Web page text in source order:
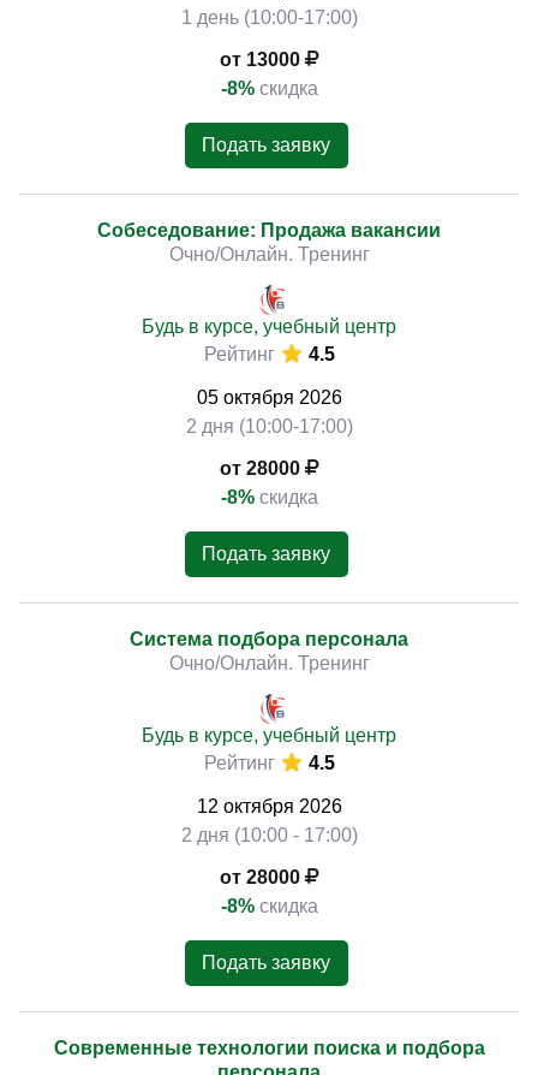
1 день (10:00-17:00)
от 13000
-8% скидка
Подать заявку
Собеседование: Продажа вакансии
Очно/Онлайн. Тренинг
Будь в курсе, учебный центр
Рейтинг
4.5
05 октября 2026
2 дня (10:00-17:00)
от 28000
-8% скидка
Подать заявку
Система подбора персонала
Очно/Онлайн. Тренинг
Будь в курсе, учебный центр
Рейтинг
4.5
12 октября 2026
2 дня (10:00 - 17:00)
от 28000
-8% скидка
Подать заявку
Современные технологии поиска и подбора